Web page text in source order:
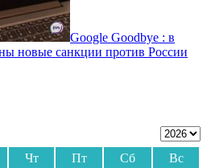
Google Goodbye : в
новые санкции против России
Чт Пт Сб
Вс